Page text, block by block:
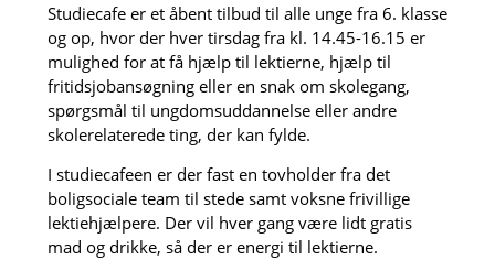
Studiecafe er et åbent tilbud til alle unge fra 6. klasse
og op, hvor der hver tirsdag fra kl. 14.45-16.15 er
mulighed for at få hjælp til lektierne, hjælp til
fritidsjobansøgning eller en snak om skolegang,
spørgsmål til ungdomsuddannelse eller andre
skolerelaterede ting, der kan fylde.
I studiecafeen er der fast en tovholder fra det
boligsociale team til stede samt voksne frivillige
lektiehjælpere. Der vil hver gang være lidt gratis
mad og drikke, så der er energi til lektierne.